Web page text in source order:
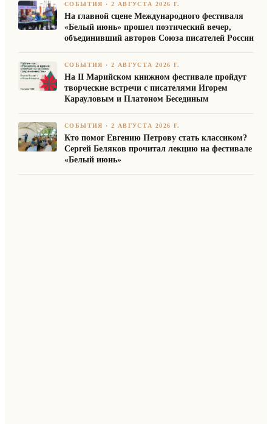
СОБЫТИЯ ·2 АВГУСТА 2026 Г.
На главной сцене Международного фестиваля
«Белый июнь» прошел поэтический вечер,
объединивший авторов Союза писателей России
СОБЫТИЯ ·2 АВГУСТА 2026 Г.
На II Марийском книжном фестивале пройдут
творческие встречи с писателями Игорем
Карауловым и Платоном Бесединым
СОБЫТИЯ ·2 АВГУСТА 2026 Г.
Кто помог Евгению Петрову стать классиком?
Сергей Беляков прочитал лекцию на фестивале
«Белый июнь»